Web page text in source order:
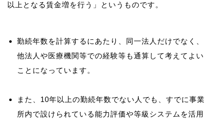
勤続年数を計算するにあたり、同一法人だけでなく、
他法人や医療機関等での経験等も通算して考えてよい
ことになっています。
また、10年以上の勤続年数でない人でも、すでに事業
所内で設けられている能力評価や等級システムを活用